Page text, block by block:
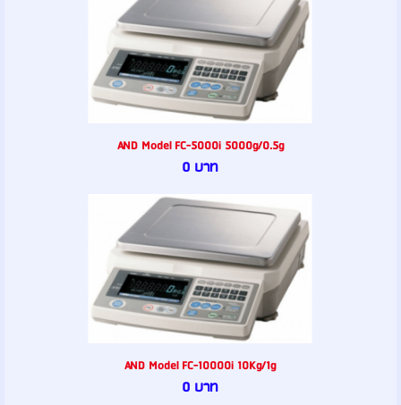
AND Model FC-5000i 5000g/0.5g
0 บาท
AND Model FC-10000i 10Kg/1g
0 บาท